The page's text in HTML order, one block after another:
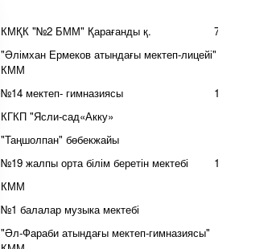
КМҚК "№2 БММ" Қарағанды қ.
72
"Әлімхан Ермеков атындағы мектеп-лицейі"
КММ
№14 мектеп- гимназиясы
17
КГКП "Ясли-сад«Акку»
"Таңшолпан" бөбекжайы
№19 жалпы орта білім беретін мектебі
14
КММ
№1 балалар музыка мектебі
"Әл-Фараби атындағы мектеп-гимназиясы"